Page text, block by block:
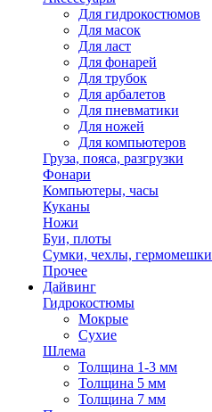
Для гидрокостюмов
Для масок
Для ласт
Для фонарей
Для трубок
Для арбалетов
Для пневматики
Для ножей
Для компьютеров
Груза, пояса, разгрузки
Фонари
Компьютеры, часы
Куканы
Ножи
Буи, плоты
Сумки, чехлы, гермомешки
Прочее
Дайвинг
Гидрокостюмы
Мокрые
Сухие
Шлема
Толщина 1-3 мм
Толщина 5 мм
Толщина 7 мм